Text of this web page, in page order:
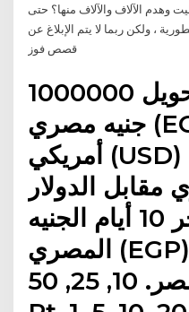
وهدم الآلاف والآلاف منها؟ حتى
، ولكن ربما لا يتم الإبلاغ عن
قصص فوز
أسعار الصرف لتحويل 1000000
جنيه مصري (EGP) إلى دولار
أمريكي (USD) اليوم 1000000
الدولار
الأمريكي في آخر 10 أيام الجنيه
المصري (EGP) هو العملة
المستعملة في مصر. 10, 25, 50